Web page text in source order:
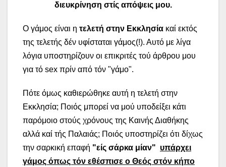
διευκρίνηση στίς απόψεις μου.
Ο γάμος είναι η τελετή στην Εκκλησία καί εκτός
της τελετής δέν υφίσταται γάμος(!). Αυτό με λίγα
λόγια υποστηρίζουν οι επικριτές τού άρθρου μου
για τό sex πρίν από τόν "γάμο".
Πότε όμως καθιερώθηκε αυτή η τελετή στην
Εκκλησία; Ποιός μπορεί να μού υποδείξει κάτι
παρόμοιο στούς χρόνους της Καινής Διαθήκης
αλλά καί τής Παλαιάς; Ποιός υποστηρίζει ότι δίχως
την σαρκική επαφή "είς σάρκα μίαν" υπάρχει
γάμος όπως τόν εθέσπισε ο Θεός στόν κήπο